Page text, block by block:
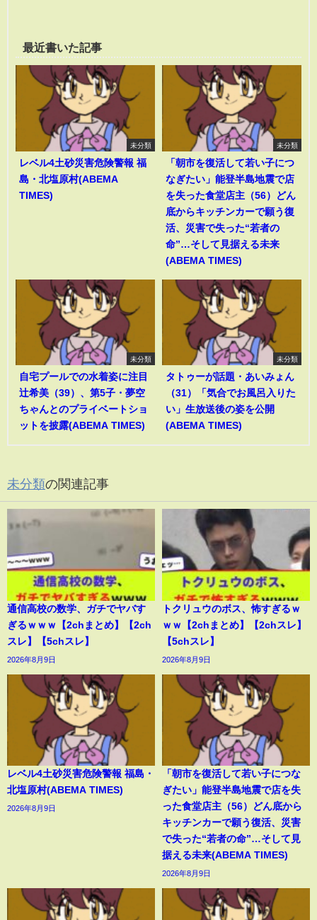
最近書いた記事
未分類
レベル4土砂災害危険警報 福
島・北塩原村(ABEMA
TIMES)
未分類
「朝市を復活して若い子につ
なぎたい」能登半島地震で店
を失った食堂店主（56）どん
底からキッチンカーで願う復
活、災害で失った“若者の
命”…そして見据える未来
(ABEMA TIMES)
未分類
自宅プールでの水着姿に注目
辻希美（39）、第5子・夢空
ちゃんとのプライベートショ
ットを披露(ABEMA TIMES)
未分類
タトゥーが話題・あいみょん
（31）「気合でお風呂入りた
い」生放送後の姿を公開
(ABEMA TIMES)
未分類の関連記事
通信高校の数学、ガチでヤバす
ぎるｗｗｗ【2chまとめ】【2ch
スレ】【5chスレ】
2026年8月9日
トクリュウのボス、怖すぎるｗ
ｗｗ【2chまとめ】【2chスレ】
【5chスレ】
2026年8月9日
レベル4土砂災害危険警報 福島・
北塩原村(ABEMA TIMES)
2026年8月9日
「朝市を復活して若い子につな
ぎたい」能登半島地震で店を失
った食堂店主（56）どん底から
キッチンカーで願う復活、災害
で失った“若者の命”…そして見
据える未来(ABEMA TIMES)
2026年8月9日